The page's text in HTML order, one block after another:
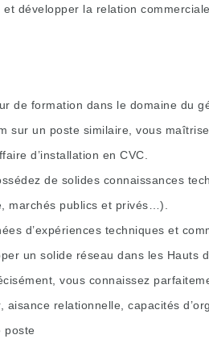
et développer la relation
de formation dans le domaine du
sur un poste similaire, vous
d’installation en CVC.
de solides connaissances
marchés publics et privés…).
d’expériences techniques et
un solide réseau dans les Hauts
vous connaissez
aisance relationnelle, capacités
poste